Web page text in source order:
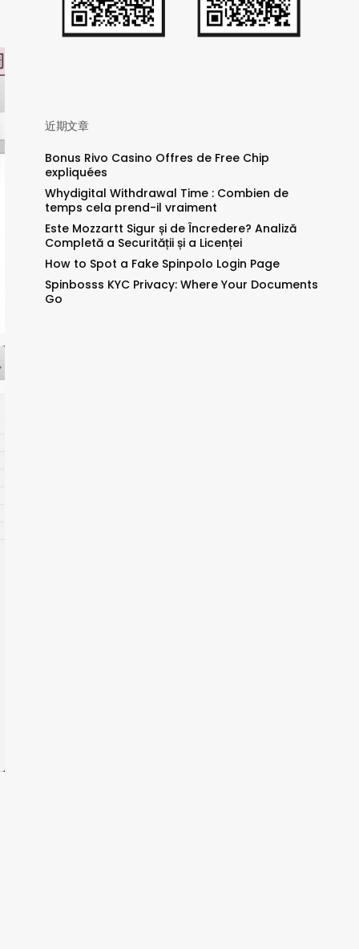
近期文章
Bonus Rivo Casino Offres de Free Chip
expliquées
Whydigital Withdrawal Time : Combien de
temps cela prend-il vraiment
Este Mozzartt Sigur și de Încredere? Analiză
Completă a Securității și a Licenței
How to Spot a Fake Spinpolo Login Page
Spinbosss KYC Privacy: Where Your Documents
Go